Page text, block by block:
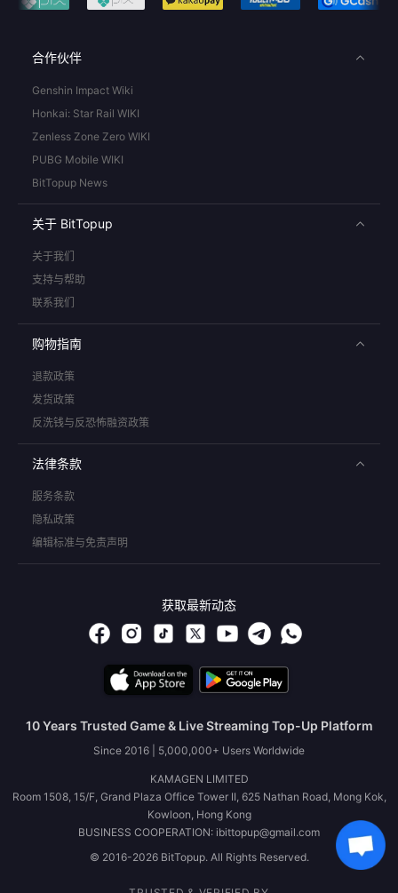
合作伙伴
Genshin Impact Wiki
Honkai: Star Rail WIKI
Zenless Zone Zero WIKI
PUBG Mobile WIKI
BitTopup News
关于 BitTopup
关于我们
支持与帮助
联系我们
购物指南
退款政策
发货政策
反洗钱与反恐怖融资政策
法律条款
服务条款
隐私政策
编辑标准与免责声明
获取最新动态
10 Years Trusted Game & Live Streaming Top-Up Platform
Since 2016 | 5,000,000+ Users Worldwide
KAMAGEN LIMITED
Room 1508, 15/F, Grand Plaza Office Tower II, 625 Nathan Road, Mong Kok,
Kowloon, Hong Kong
BUSINESS COOPERATION: ibittopup@gmail.com
© 2016-2026 BitTopup. All Rights Reserved.